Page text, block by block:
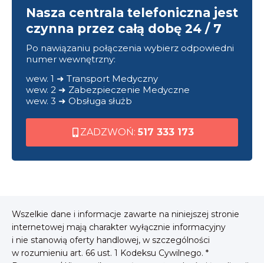
Nasza centrala telefoniczna jest
czynna przez całą dobę 24 / 7
Po nawiązaniu połączenia wybierz odpowiedni
numer wewnętrzny:
wew. 1 ➜ Transport Medyczny
wew. 2 ➜ Zabezpieczenie Medyczne
wew. 3 ➜ Obsługa służb
ZADZWOŃ: 517 333 173
Wszelkie dane i informacje zawarte na niniejszej stronie
internetowej mają charakter wyłącznie informacyjny
i nie stanowią oferty handlowej, w szczególności
w rozumieniu art. 66 ust. 1 Kodeksu Cywilnego. *